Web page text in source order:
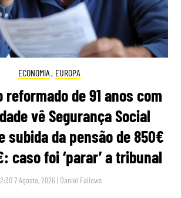
ECONOMIA , EUROPA
de 91 anos com
vê Segurança Social
subida da pensão de 850€
caso foi ‘parar’ a tribunal
7 Agosto, 2026 | Daniel Fallows